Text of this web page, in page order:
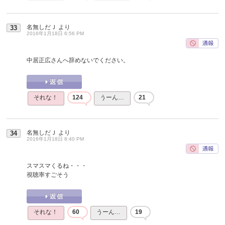
33 名無しだＪ より
2016年1月18日 6:56 PM
中居正広さんへ辞めないでください。
それな！ 124 うーん… 21
34 名無しだＪ より
2016年1月18日 8:40 PM
スマスマくるね・・・
視聴率すごそう
それな！ 60 うーん… 19